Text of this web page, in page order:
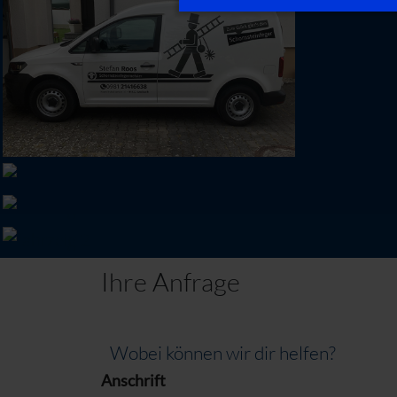
Ihre Anfrage
Wobei können wir dir helfen?
Anschrift